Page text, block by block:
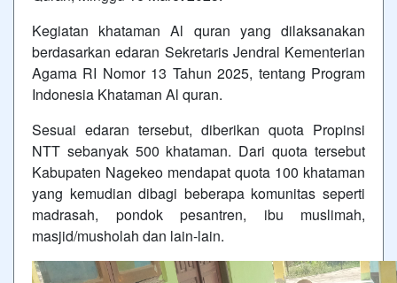
Kegiatan khataman Al quran yang dilaksanakan
berdasarkan edaran Sekretaris Jendral Kementerian
Agama RI Nomor 13 Tahun 2025, tentang Program
Indonesia Khataman Al quran.
Sesuai edaran tersebut, diberikan quota Propinsi
NTT sebanyak 500 khataman. Dari quota tersebut
Kabupaten Nagekeo mendapat quota 100 khataman
yang kemudian dibagi beberapa komunitas seperti
madrasah, pondok pesantren, ibu muslimah,
masjid/musholah dan lain-lain.